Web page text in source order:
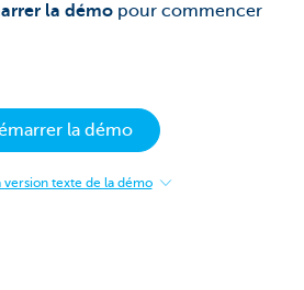
la démo pour commencer
la démo
texte de la démo
: